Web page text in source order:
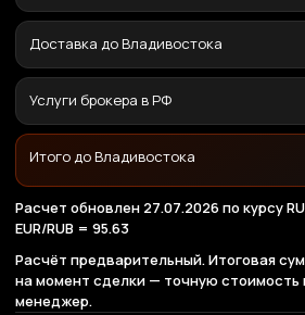
Доставка до Владивостока
Услуги брокера в РФ
Итого до Владивостока
Расчет обновлен 27.07.2026 по курсу
EUR/RUB = 95.63
Расчёт предварительный. Итоговая
на момент сделки — точную стоимость
менеджер.